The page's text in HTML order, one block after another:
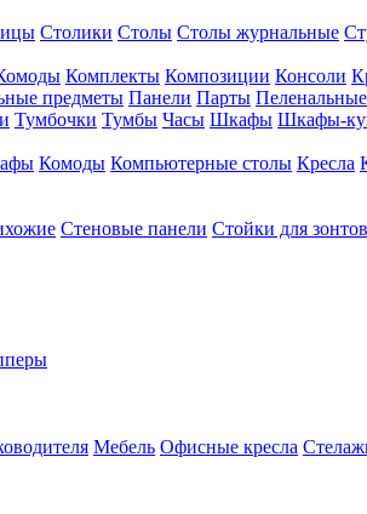
Столики Столы Столы журнальные
Комплекты Композиции Консоли
предметы Панели Парты
Тумбочки Тумбы Часы Шкафы Шкафы-
Комоды Компьютерные столы Кресла
Стеновые панели Стойки для зонтов
Мебель Офисные кресла